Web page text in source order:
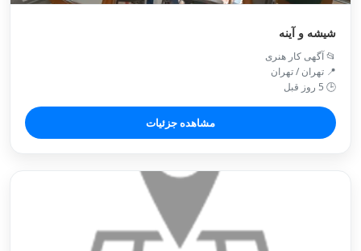
شیشه و آینه
📂 آگهی کار هنری
📍 تهران / تهران
🕒 5 روز قبل
مشاهده جزئیات